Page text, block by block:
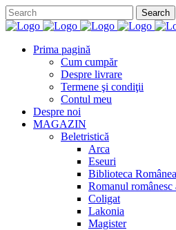
Prima pagină
Cum cumpăr
Despre livrare
Termene şi condiţii
Contul meu
Despre noi
MAGAZIN
Beletristică
Arca
Eseuri
Biblioteca
Romanul
Coligat
Lakonia
Magister